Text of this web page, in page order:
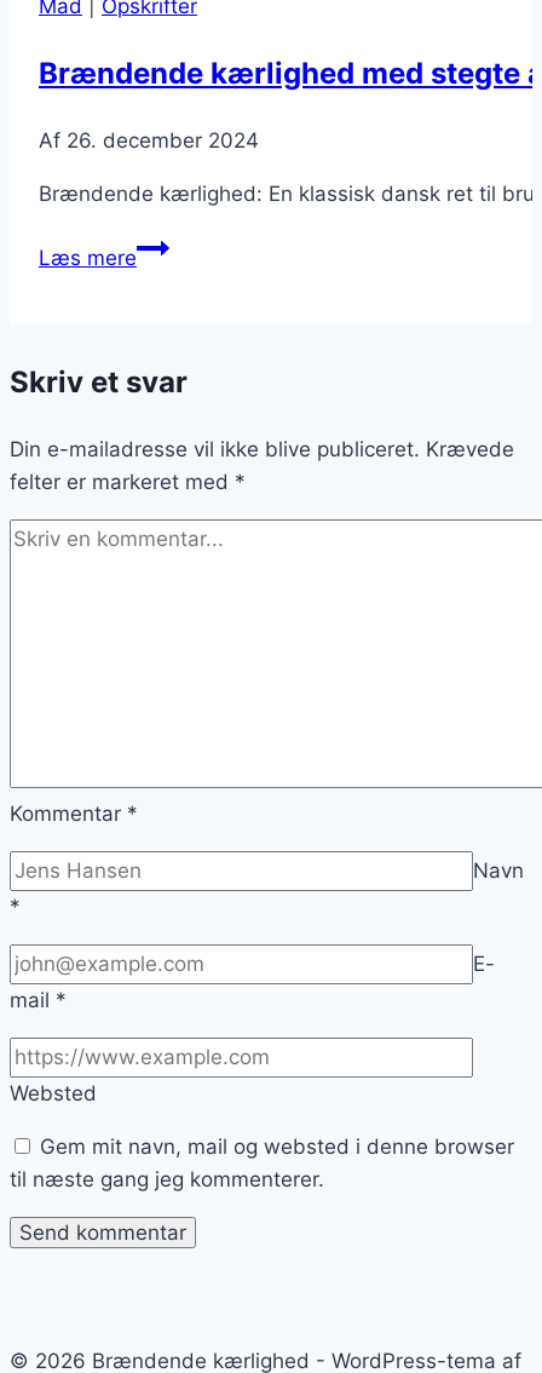
Mad Opskrifter
Brændende kærlighed med stegte
Af 26. december 2024
Brændende kærlighed: En klassisk dansk ret til
Læs mereBrændende
æg
brunch
Skriv et svar
Din e-mailadresse vil ikke blive publiceret. Krævede
felter er markeret med *
Kommentar *
Navn
*
E-
mail *
Websted
Gem mit navn, mail og websted i denne browser
til næste gang jeg kommenterer.
© 2026 Brændende kærlighed - WordPress-tema af